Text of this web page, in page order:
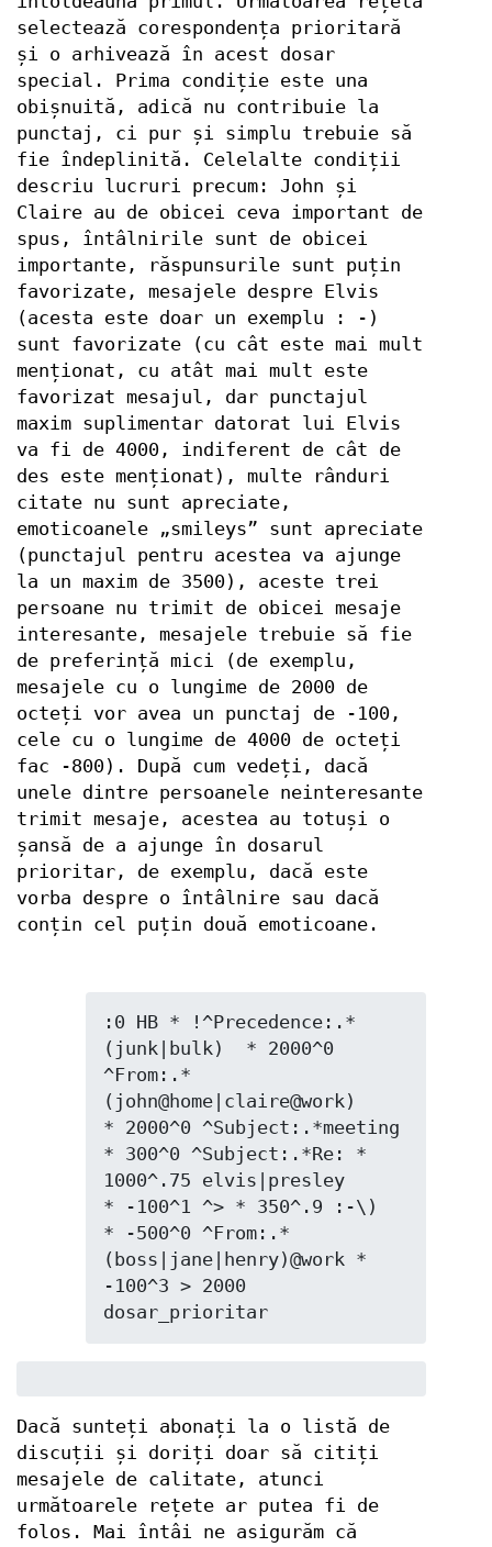
selectează corespondența prioritară
și o arhivează în acest dosar
special. Prima condiție este una
obișnuită, adică nu contribuie la
punctaj, ci pur și simplu trebuie să
fie îndeplinită. Celelalte condiții
descriu lucruri precum: John și
Claire au de obicei ceva important de
spus, întâlnirile sunt de obicei
importante, răspunsurile sunt puțin
favorizate, mesajele despre Elvis
(acesta este doar un exemplu : -)
sunt favorizate (cu cât este mai mult
menționat, cu atât mai mult este
favorizat mesajul, dar punctajul
maxim suplimentar datorat lui Elvis
va fi de 4000, indiferent de cât de
des este menționat), multe rânduri
citate nu sunt apreciate,
emoticoanele „smileys” sunt apreciate
(punctajul pentru acestea va ajunge
la un maxim de 3500), aceste trei
persoane nu trimit de obicei mesaje
interesante, mesajele trebuie să fie
de preferință mici (de exemplu,
mesajele cu o lungime de 2000 de
octeți vor avea un punctaj de -100,
cele cu o lungime de 4000 de octeți
fac -800). După cum vedeți, dacă
unele dintre persoanele neinteresante
trimit mesaje, acestea au totuși o
șansă de a ajunge în dosarul
prioritar, de exemplu, dacă este
vorba despre o întâlnire sau dacă
conțin cel puțin două emoticoane.
:0 HB * !^Precedence:.*
(junk|bulk)  * 2000^0
^From:.*
(john@home|claire@work)
* 2000^0 ^Subject:.*meeting
* 300^0 ^Subject:.*Re: *
1000^.75 elvis|presley
* -100^1 ^> * 350^.9 :-\)
* -500^0 ^From:.*
(boss|jane|henry)@work *
-100^3 > 2000
dosar_prioritar
Dacă sunteți abonați la o listă de
discuții și doriți doar să citiți
mesajele de calitate, atunci
următoarele rețete ar putea fi de
folos. Mai întâi ne asigurăm că